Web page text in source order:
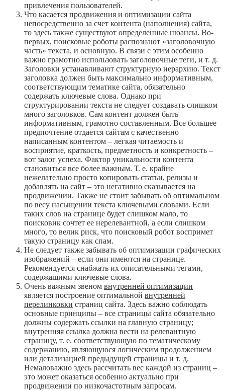
привлечения пользователей.
Что касается продвижения и оптимизации сайта
непосредственно за счет контента (наполнения) сайта,
то здесь также существуют определенные нюансы. Во-
первых, поисковые роботы распознают «заголовочную
часть» текста, и основную. В связи с этим особенно
важно грамотно использовать заголовочные теги, и т. д.
Заголовки устанавливают структурную иерархию. Текст
заголовка должен быть максимально информативным,
соответствующим тематике сайта, обязательно
содержать ключевые слова. Однако при
структурировании текста не следует создавать слишком
много заголовков. Сам контент должен быть
информативным, грамотно составленным. Все большее
предпочтение отдается сайтам с качественно
написанным контентом – легкая читаемость и
восприятие, краткость, предметность и конкретность –
вот залог успеха. Фактор уникальности контента
становиться все более важным. Т. е. крайне
нежелательно просто копировать статьи, релизы и
добавлять на сайт – это негативно сказывается на
продвижении. Также не стоит забывать об оптимальном
по весу насыщении текста ключевыми словами. Если
таких слов на странице будет слишком мало, то
поисковик сочтет ее нерелевантной, а если слишком
много, то велик риск, что поисковый робот воспримет
такую страницу как спам.
Не следует также забывать об оптимизации графических
изображений – если они имеются на странице.
Рекомендуется снабжать их описательными тегами,
содержащими ключевые слова.
Очень важным звеном внутренней оптимизации
является построение оптимальной внутренней
перелинковки страниц сайта. Здесь важно соблюдать
основные принципы – все страницы сайта обязательно
должны содержать ссылки на главную страницу;
внутренняя ссылка должна вести на релевантную
страницу, т. е. соответствующую по тематическому
содержанию, являющуюся логическим продолжением
или детализацией предыдущей страницы и т. д.
Немаловажно здесь рассчитать вес каждой из страниц –
это может оказаться особенно актуально при
продвижении по низкочастотным запросам.